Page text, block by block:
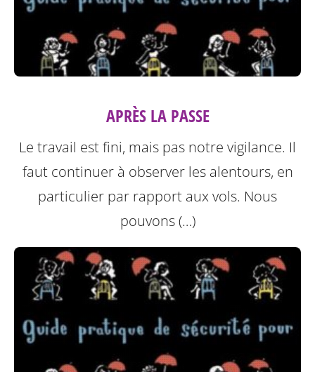
APRÈS LA PASSE
Le travail est fini, mais pas notre vigilance. Il
faut continuer à observer les alentours, en
particulier par rapport aux vols. Nous
pouvons (…)